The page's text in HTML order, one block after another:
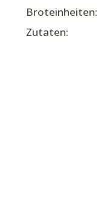
Broteinheiten:
Zutaten: